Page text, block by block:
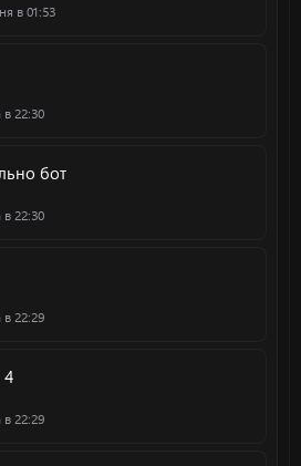
в 01:53
22:30
бот
22:30
22:29
4
22:29